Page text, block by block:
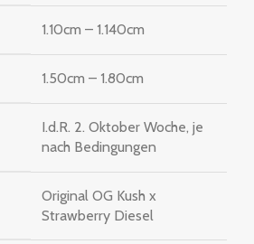
1.10cm – 1.140cm
1.50cm – 1.80cm
I.d.R. 2. Oktober Woche, je
nach Bedingungen
Original OG Kush x
Strawberry Diesel